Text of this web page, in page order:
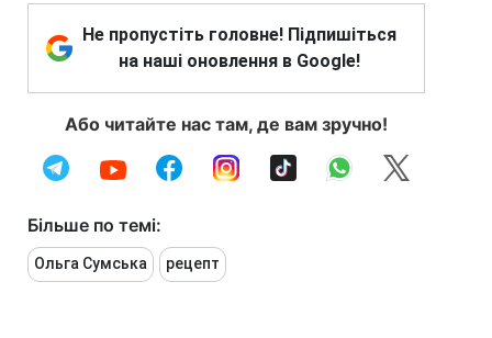
Не пропустіть головне! Підпишіться
на наші оновлення в Google!
Або читайте нас там, де вам зручно!
Більше по темі:
Ольга Сумська рецепт